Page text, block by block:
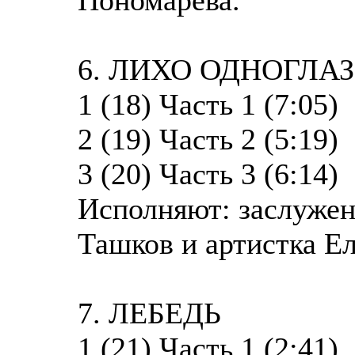
6. ЛИХО
1 (18) Часть 1 (7:05)
2 (19) Часть 2 (5:19)
3 (20) Часть 3 (6:14)
Исполняют:
Ташков и артистка
7. ЛЕБЕДЬ
1 (21) Часть 1 (2:41)